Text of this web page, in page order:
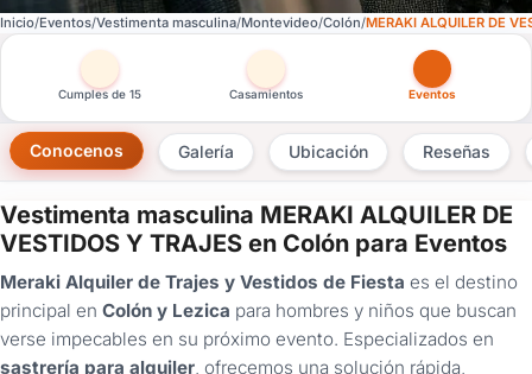
Inicio Eventos Vestimenta masculina Montevideo Colón MERAKI ALQUILER DE
Otras versiones de esta ficha por tipo de festejo
Cumples de 15 Casamientos Eventos
Conocenos Galería Ubicación Reseñas
Vestimenta masculina MERAKI ALQUILER DE
VESTIDOS Y TRAJES en Colón para Eventos
Meraki Alquiler de Trajes y Vestidos de Fiesta es el destino
principal en Colón y Lezica para hombres y niños que buscan
verse impecables en su próximo evento. Especializados en
sastrería para alquiler, ofrecemos una solución rápida,
×
Consultar
¿Ya
tenés
cuenta?